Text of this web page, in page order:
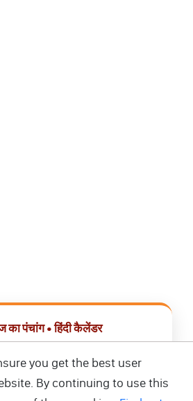
पंचांग • हिंदी कैलेंडर
कैलेंडर ऐप डाउनलोड करें
you get the best user
By continuing to use this